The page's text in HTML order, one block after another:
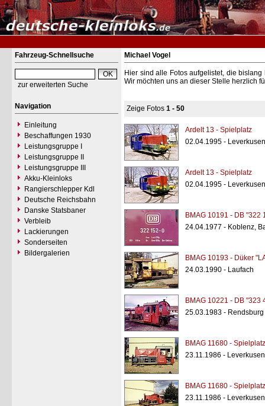
Fahrzeug-Schnellsuche
zur erweiterten Suche
Navigation
Einleitung
Beschaffungen 1930
Leistungsgruppe I
Leistungsgruppe II
Leistungsgruppe III
Akku-Kleinloks
Rangierschlepper Kdl
Deutsche Reichsbahn
Danske Statsbaner
Verbleib
Lackierungen
Sonderseiten
Bildergalerien
Michael Vogel
Hier sind alle Fotos aufgelistet, die
Wir möchten uns an dieser Stelle herzlich
Zeige Fotos 1 - 50
Ardelt 13 - Spielplatz
02.04.1995 -
Ardelt 13 - Spielplatz
02.04.1995 -
BMAG 10191 - DB "322
24.04.1977 - Koblenz,
BMAG 10193 - Düker
24.03.1990 - Laufach
BMAG 10221 - DB "323
25.03.1983 - Rendsburg
BMAG 11680 - Spielplatz
23.11.1986 -
BMAG 11680 - Spielplatz
23.11.1986 -